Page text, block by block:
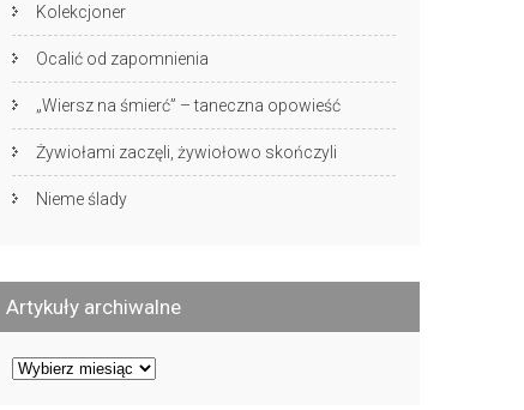
Kolekcjoner
Ocalić od zapomnienia
„Wiersz na śmierć” – taneczna opowieść
Żywiołami zaczęli, żywiołowo skończyli
Nieme ślady
Artykuły archiwalne
Artykuły